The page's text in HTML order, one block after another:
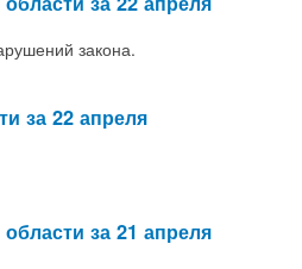
закона.
за 22 апреля
за 21 апреля